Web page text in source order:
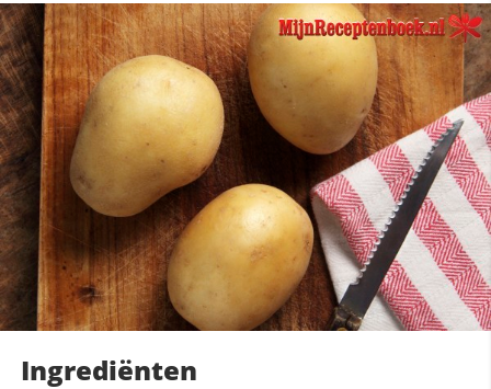
Ingrediënten